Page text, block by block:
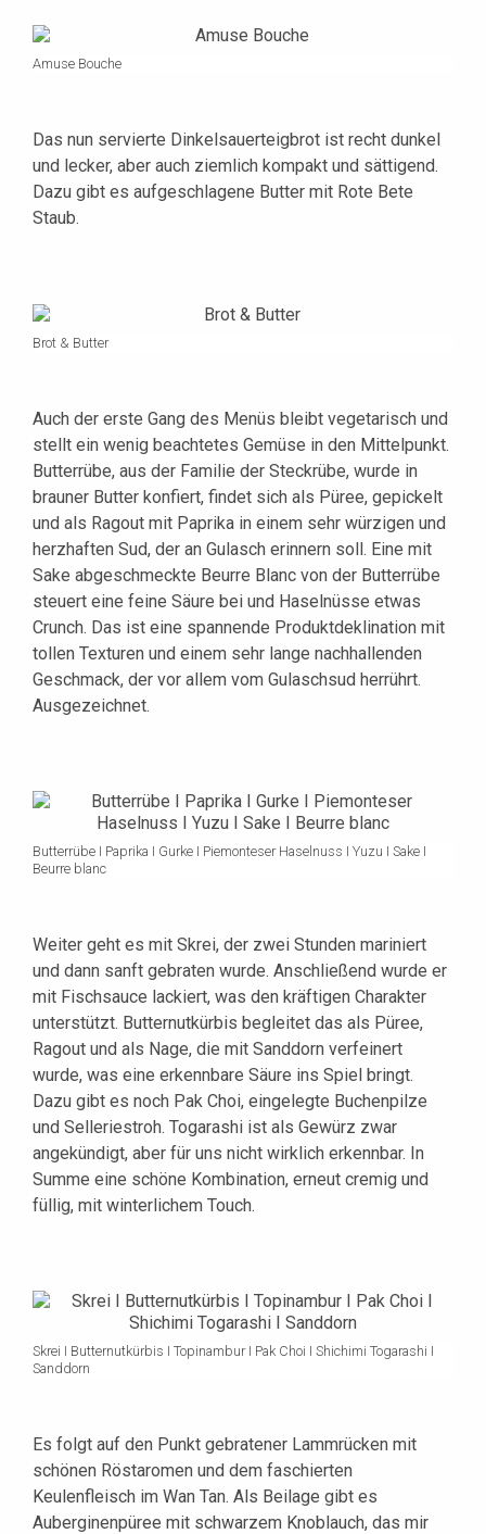
Amuse Bouche
Das nun servierte Dinkelsauerteigbrot ist recht dunkel
und lecker, aber auch ziemlich kompakt und sättigend.
Dazu gibt es aufgeschlagene Butter mit Rote Bete
Staub.
Brot & Butter
Auch der erste Gang des Menüs bleibt vegetarisch und
stellt ein wenig beachtetes Gemüse in den Mittelpunkt.
Butterrübe, aus der Familie der Steckrübe, wurde in
brauner Butter konfiert, findet sich als Püree, gepickelt
und als Ragout mit Paprika in einem sehr würzigen und
herzhaften Sud, der an Gulasch erinnern soll. Eine mit
Sake abgeschmeckte Beurre Blanc von der Butterrübe
steuert eine feine Säure bei und Haselnüsse etwas
Crunch. Das ist eine spannende Produktdeklination mit
tollen Texturen und einem sehr lange nachhallenden
Geschmack, der vor allem vom Gulaschsud herrührt.
Ausgezeichnet.
Butterrübe I Paprika I Gurke I Piemonteser Haselnuss I Yuzu I Sake I
Beurre blanc
Weiter geht es mit Skrei, der zwei Stunden mariniert
und dann sanft gebraten wurde. Anschließend wurde er
mit Fischsauce lackiert, was den kräftigen Charakter
unterstützt. Butternutkürbis begleitet das als Püree,
Ragout und als Nage, die mit Sanddorn verfeinert
wurde, was eine erkennbare Säure ins Spiel bringt.
Dazu gibt es noch Pak Choi, eingelegte Buchenpilze
und Selleriestroh. Togarashi ist als Gewürz zwar
angekündigt, aber für uns nicht wirklich erkennbar. In
Summe eine schöne Kombination, erneut cremig und
füllig, mit winterlichem Touch.
Skrei I Butternutkürbis I Topinambur I Pak Choi I Shichimi Togarashi I
Sanddorn
Es folgt auf den Punkt gebratener Lammrücken mit
schönen Röstaromen und dem faschierten
Keulenfleisch im Wan Tan. Als Beilage gibt es
Auberginenpüree mit schwarzem Knoblauch, das mir